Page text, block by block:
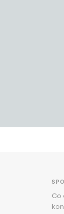
Co